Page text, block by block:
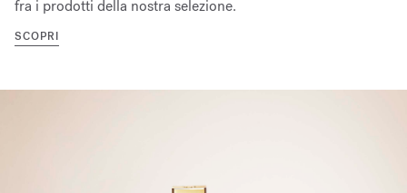
fra i prodotti della nostra selezione.
SCOPRI